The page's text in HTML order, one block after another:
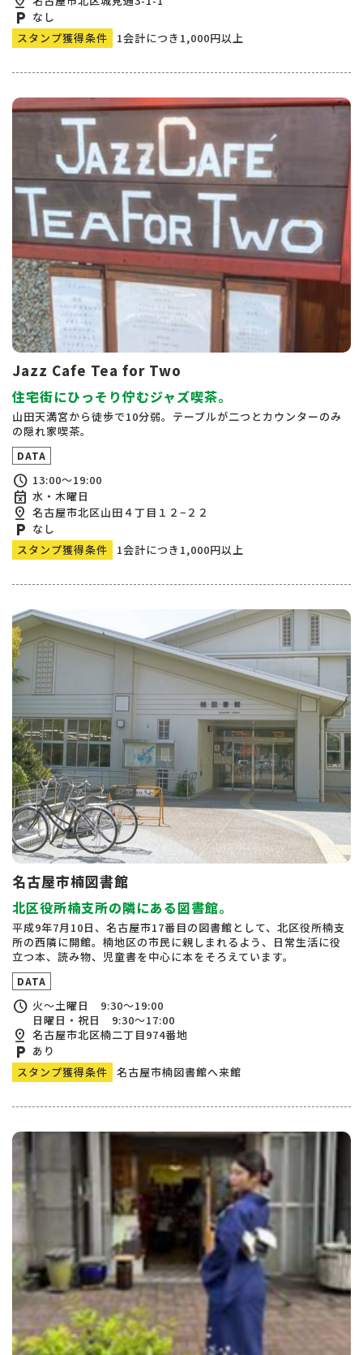
local_parking なし
スタンプ獲得条件
1会計につき1,000円以上
Jazz Cafe Tea for Two
住宅街にひっそり佇むジャズ喫茶。
山田天満宮から徒歩で10分弱。テーブルが二つとカウンターのみ
の隠れ家喫茶。
DATA
schedule 13:00～19:00
event_busy 水・木曜日
pin_drop 名古屋市北区山田４丁目１２−２２
local_parking なし
スタンプ獲得条件
1会計につき1,000円以上
名古屋市楠図書館
北区役所楠支所の隣にある図書館。
平成9年7月10日、名古屋市17番目の図書館として、北区役所楠支
所の西隣に開館。楠地区の市民に親しまれるよう、日常生活に役
立つ本、読み物、児童書を中心に本をそろえています。
DATA
schedule 火～土曜日 9:30～19:00
日曜日・祝日 9:30～17:00
pin_drop 名古屋市北区楠二丁目974番地
local_parking あり
スタンプ獲得条件
名古屋市楠図書館へ来館